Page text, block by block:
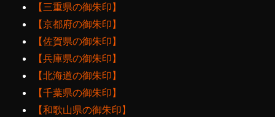
【三重県の御朱印】
【京都府の御朱印】
【佐賀県の御朱印】
【兵庫県の御朱印】
【北海道の御朱印】
【千葉県の御朱印】
【和歌山県の御朱印】